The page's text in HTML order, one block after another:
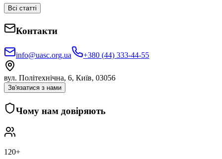
Всі статті
Контакти
info@uasc.org.ua +380 (44) 333-44-55
вул. Політехнічна, 6, Київ, 03056
Зв'язатися з нами
Чому нам довіряють
120+